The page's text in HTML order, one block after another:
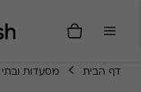
דף הבית מסעדות